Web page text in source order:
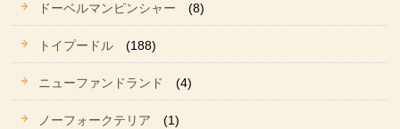
ドーベルマンピンシャー (8)
トイプードル (188)
ニューファンドランド (4)
ノーフォークテリア (1)